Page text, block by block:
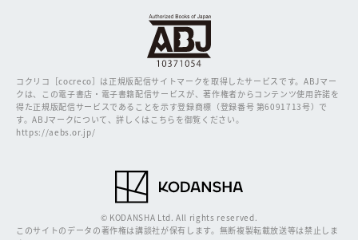
コクリコ［cocreco］は正規版配信サイトマークを取得したサービスです。ABJマー
クは、この電子書店・電子書籍配信サービスが、著作権者からコンテンツ使用許諾を
得た正規版配信サービスであることを示す登録商標（登録番号 第6091713号）で
す。ABJマークについて、詳しくはこちらを御覧ください。
https://aebs.or.jp/
© KODANSHA Ltd. All rights reserved.
このサイトのデータの著作権は講談社が保有します。無断複製転載放送等は禁止しま